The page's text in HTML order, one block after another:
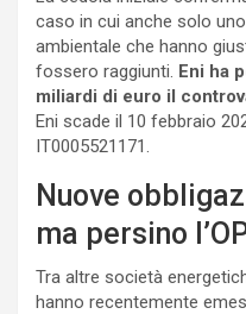
caso in cui anche solo
ambientale che hanno
fossero raggiunti. Eni ha
miliardi di euro il
Eni scade il 10 febbraio
IT0005521171.
Nuove
ma persino
Tra altre società
hanno recentemente